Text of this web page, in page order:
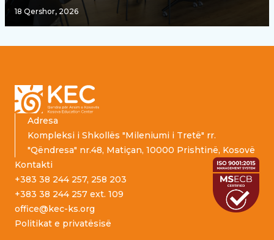
18 Qershor, 2026
Adresa
Kompleksi i Shkollës "Mileniumi i Tretë" rr.
"Qëndresa" nr.48, Matiçan, 10000 Prishtinë, Kosovë
Kontakti
+383 38 244 257, 258 203
+383 38 244 257 ext. 109
office@kec-ks.org
Politikat e privatësisë